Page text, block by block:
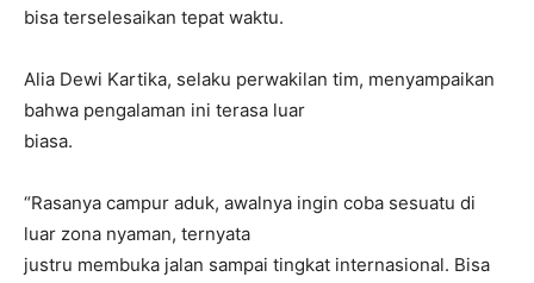
bisa terselesaikan tepat waktu.
Alia Dewi Kartika, selaku perwakilan tim, menyampaikan
bahwa pengalaman ini terasa luar
biasa.
“Rasanya campur aduk, awalnya ingin coba sesuatu di
luar zona nyaman, ternyata
justru membuka jalan sampai tingkat internasional. Bisa